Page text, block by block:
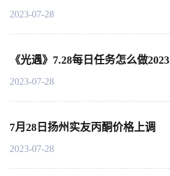
2023-07-28
《光遇》7.28每日任务怎么做2023
2023-07-28
7月28日扬州实友丙酮价格上调
2023-07-28